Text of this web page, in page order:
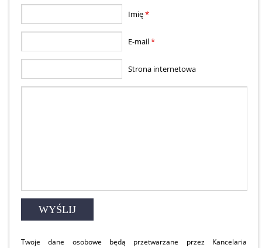
Imię*
E-mail*
Strona internetowa
Twoje dane osobowe będą przetwarzane przez Kancelaria